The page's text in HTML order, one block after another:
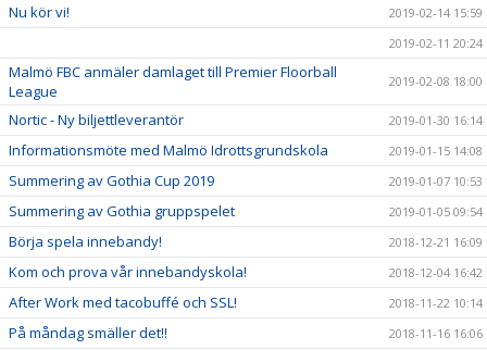
Nu kör vi!
2019-02-14 15:59
2019-02-11 20:24
Malmö FBC anmäler damlaget till Premier Floorball
League
2019-02-08 18:00
Nortic - Ny biljettleverantör 2019-01-30 16:14
Informationsmöte med Malmö Idrottsgrundskola 2019-01-15 14:08
Summering av Gothia Cup 2019 2019-01-07 10:53
Summering av Gothia gruppspelet 2019-01-05 09:54
Börja spela innebandy! 2018-12-21 16:09
Kom och prova vår innebandyskola! 2018-12-04 16:42
After Work med tacobuffé och SSL! 2018-11-22 10:14
På måndag smäller det!! 2018-11-16 16:06